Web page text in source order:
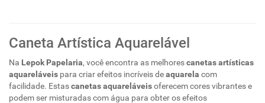
Caneta Artística Aquarelável
Na Lepok Papelaria, você encontra as melhorescanetas artísticas
aquareláveis para criar efeitos incríveis deaquarela com
facilidade. Estascanetas aquareláveisoferecem cores vibrantes e
podem ser misturadas com água para obter os efeitos